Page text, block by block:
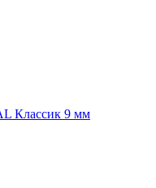
Классик 9 мм